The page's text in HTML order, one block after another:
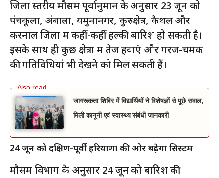
जिला स्तरीय मौसम पूर्वानुमान के अनुसार 23 जून को
पंचकूला, अंबाला, यमुनानगर, कुरुक्षेत्र, कैथल और
करनाल जिलों में कहीं-कहीं हल्की बारिश हो सकती है।
इसके साथ ही कुछ क्षेत्रों में तेज हवाएं और गरज-चमक
की गतिविधियां भी देखने को मिल सकती हैं।
जागरूकता शिविर में विद्यार्थियों ने विशेषज्ञों से पूछे सवाल,
मिली कानूनी एवं स्वास्थ्य संबंधी जानकारी
24 जून को दक्षिण-पूर्वी हरियाणा की ओर बढ़ेगा सिस्टम
मौसम विभाग के अनुसार 24 जून को बारिश की